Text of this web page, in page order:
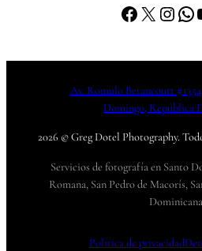
Facebook X Instagram WhatsApp YouTube
Av. Romulo Betancourt
Domingo, República
2026 © Greg Dotel Photography.
Servicios de fotografía en Santo
Romana, San Pedro de Macorís,
Política de privacidad